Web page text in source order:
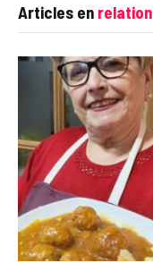
Articles en relation